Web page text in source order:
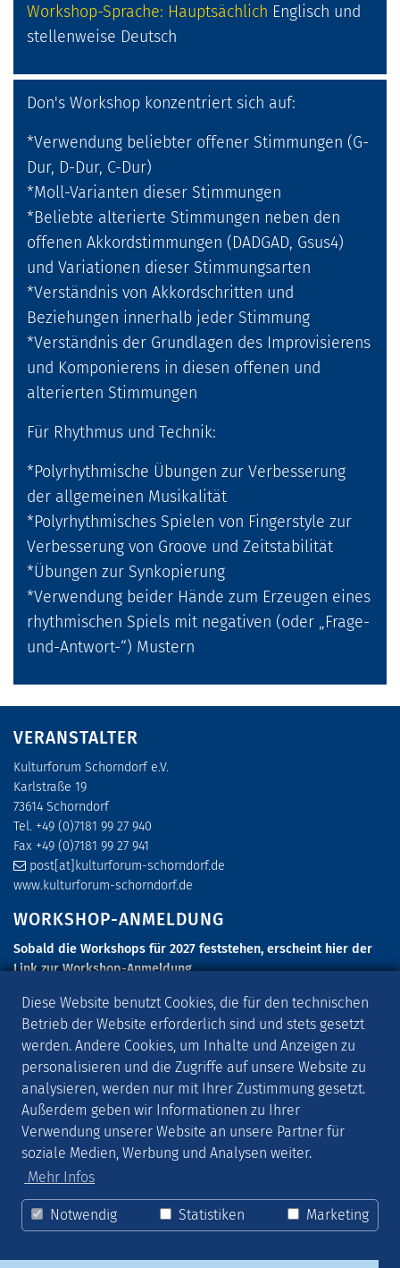
Workshop-Sprache: Hauptsächlich Englisch und
stellenweise Deutsch
Don's Workshop konzentriert sich auf:
*Verwendung beliebter offener Stimmungen (G-
Dur, D-Dur, C-Dur)
*Moll-Varianten dieser Stimmungen
*Beliebte alterierte Stimmungen neben den
offenen Akkordstimmungen (DADGAD, Gsus4)
und Variationen dieser Stimmungsarten
*Verständnis von Akkordschritten und
Beziehungen innerhalb jeder Stimmung
*Verständnis der Grundlagen des Improvisierens
und Komponierens in diesen offenen und
alterierten Stimmungen
Für Rhythmus und Technik:
*Polyrhythmische Übungen zur Verbesserung
der allgemeinen Musikalität
*Polyrhythmisches Spielen von Fingerstyle zur
Verbesserung von Groove und Zeitstabilität
*Übungen zur Synkopierung
*Verwendung beider Hände zum Erzeugen eines
rhythmischen Spiels mit negativen (oder „Frage-
und-Antwort-“) Mustern
VERANSTALTER
Kulturforum Schorndorf e.V.
Karlstraße 19
73614 Schorndorf
Tel. +49 (0)7181 99 27 940
Fax +49 (0)7181 99 27 941
post[at]kulturforum-schorndorf.de
www.kulturforum-schorndorf.de
WORKSHOP-ANMELDUNG
Sobald die Workshops für 2027 feststehen, erscheint hier der
Link zur Workshop-Anmeldung.
SCHORNDORFER GITARRENTAGE 2027
Die Schorndorfer Gitarrentage 2027 finden vom 6. Mai - 9. Mai
2027 statt.
AKTUELLES
Melde Dich zu unsererMUSIKPOSTan, die Dich rund um die
Gitarrentage und über weitere Musikveranstaltungen informiert.
SOCIAL MEDIA
Folge uns aufFACEBOOK,INSTAGRAMundYOUTUBE!
Diese Website benutzt Cookies, die für den technischen
Betrieb der Website erforderlich sind und stets gesetzt
werden. Andere Cookies, um Inhalte und Anzeigen zu
personalisieren und die Zugriffe auf unsere Website zu
analysieren, werden nur mit Ihrer Zustimmung gesetzt.
Außerdem geben wir Informationen zu Ihrer
Verwendung unserer Website an unsere Partner für
soziale Medien, Werbung und Analysen weiter.
Mehr Infos
Notwendig Statistiken Marketing